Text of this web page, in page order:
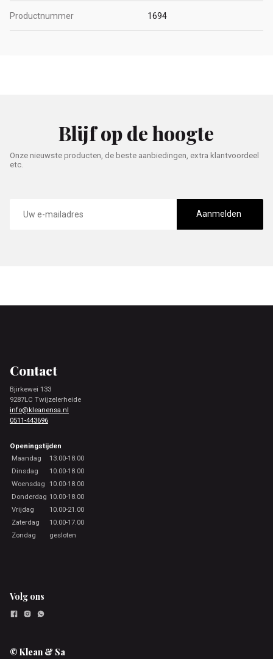
Productnummer 1694
Blijf op de hoogte
Onze nieuwste producten, de beste aanbiedingen, extra klantvoordeel
etc.
mailadres
Aanmelden
Contact
Bjirkewei 133
9287LC Twijzelerheide
info@kleanensa.nl
0511-443696
Openingstijden
Maandag
13.00-18.00
Dinsdag
10.00-18.00
Woensdag 10.00-18.00
Donderdag 10.00-18.00
Vrijdag
10.00-21.00
Zaterdag
10.00-17.00
Zondag
gesloten
Volg ons
© Klean & Sa